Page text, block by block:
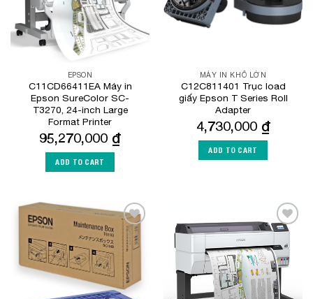
EPSON
C11CD66411EA Máy in
Epson SureColor SC-
T3270, 24-inch Large
Format Printer
95,270,000 ₫
ADD TO CART
MÁY IN KHỔ LỚN
C12C811401 Trục load
giấy Epson T Series Roll
Adapter
4,730,000 ₫
ADD TO CART
Add to
Wishlist
Add to
Wishlist